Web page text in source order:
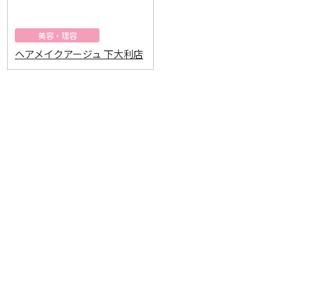
美容・理容
ヘアメイクアージュ 下大利店